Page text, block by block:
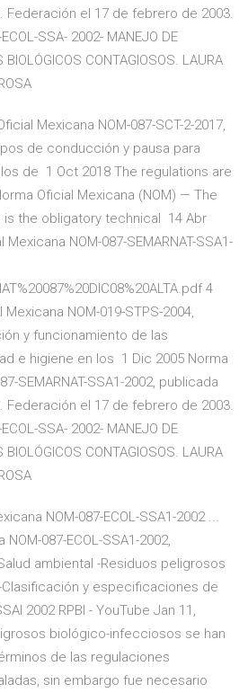
Federación el 17 de febrero de 2003.
SSA- 2002- MANEJO DE
BIOLÓGICOS CONTAGIOSOS. LAURA
Mexicana NOM-087-SCT-2-2017,
de conducción y pausa para
de 1 Oct 2018 The regulations are
Oficial Mexicana (NOM) — The
is the obligatory technical 14 Abr
NOM-087-SEMARNAT-SSA1-
4
Mexicana NOM-019-STPS-2004,
y funcionamiento de las
e higiene en los 1 Dic 2005 Norma
SEMARNAT-SSA1-2002, publicada
Federación el 17 de febrero de 2003.
SSA- 2002- MANEJO DE
BIOLÓGICOS CONTAGIOSOS. LAURA
NOM-087-ECOL-SSA1-2002 ...
087-ECOL-SSA1-2002,
ambiental -Residuos peligrosos
y especificaciones de
2002 RPBI - YouTube Jan 11,
biológico-infecciosos se han
de las regulaciones
sin embargo fue necesario